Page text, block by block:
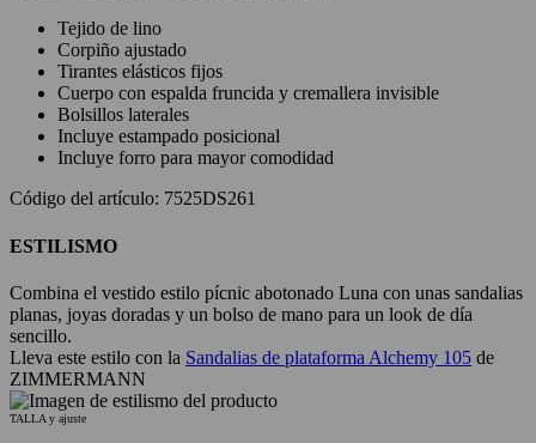
Tejido de lino
Corpiño ajustado
Tirantes elásticos fijos
Cuerpo con espalda fruncida y cremallera invisible
Bolsillos laterales
Incluye estampado posicional
Incluye forro para mayor comodidad
Código del artículo: 7525DS261
ESTILISMO
Combina el vestido estilo pícnic abotonado Luna con unas sandalias
planas, joyas doradas y un bolso de mano para un look de día
sencillo.
Lleva este estilo con la Sandalias de plataforma Alchemy 105 de
ZIMMERMANN
TALLA y ajuste